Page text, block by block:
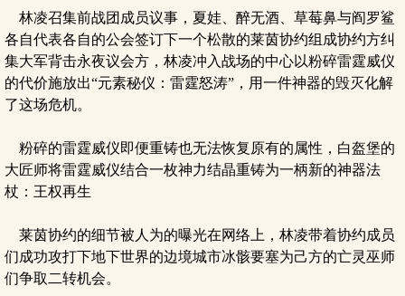
林凌召集前战团成员议事，夏娃、醉无酒、草莓鼻与阎罗鲨
各自代表各自的公会签订下一个松散的莱茵协约组成协约方纠
集大军背击永夜议会方，林凌冲入战场的中心以粉碎雷霆威仪
的代价施放出“元素秘仪：雷霆怒涛”，用一件神器的毁灭化解
了这场危机。
粉碎的雷霆威仪即便重铸也无法恢复原有的属性，白盔堡的
大匠师将雷霆威仪结合一枚神力结晶重铸为一柄新的神器法
杖：王权再生
莱茵协约的细节被人为的曝光在网络上，林凌带着协约成员
们成功攻打下地下世界的边境城市冰骸要塞为己方的亡灵巫师
们争取二转机会。